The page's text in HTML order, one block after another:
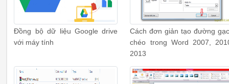
Đồng bộ dữ liệu Google drive
với máy tính
Cách đơn giản tạo đường
chéo trong Word 2007,
2013